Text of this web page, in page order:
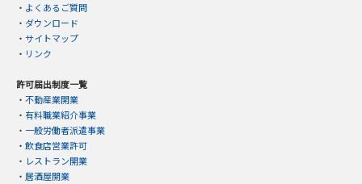
・ よくあるご質問
・ ダウンロード
・ サイトマップ
・ リンク
許可届出制度一覧
・ 不動産業開業
・ 有料職業紹介事業
・ 一般労働者派遣事業
・ 飲食店営業許可
・ レストラン開業
・ 居酒屋開業